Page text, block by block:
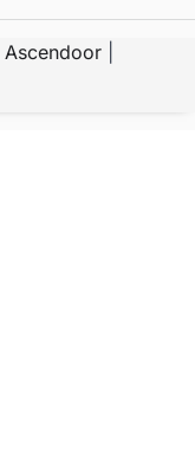
Ascendoor